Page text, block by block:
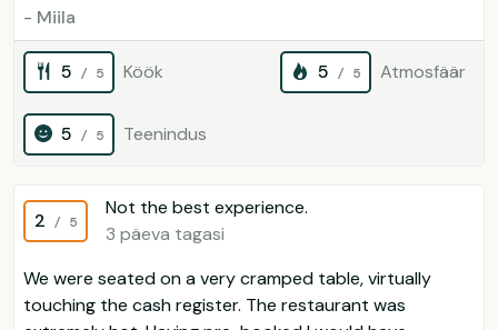
- Miila
5 / 5 Köök 5 / 5 Atmosfäär
5 / 5 Teenindus
2 / 5
Not the best experience.
3 päeva tagasi
We were seated on a very cramped table, virtually
touching the cash register. The restaurant was